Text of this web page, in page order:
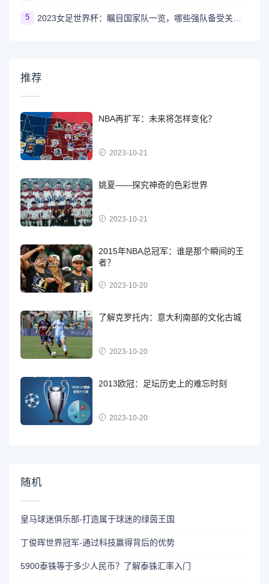
5
推荐
NBA再扩军：未来将怎样变化？
2023-10-21
姚夏——探究神奇的色彩世界
2023-10-21
2015年NBA总冠军：谁是那个瞬间的王
者？
2023-10-20
了解克罗托内：意大利南部的文化古城
2023-10-20
2013欧冠：足坛历史上的难忘时刻
2023-10-20
随机
皇马球迷俱乐部-打造属于球迷的绿茵王国
丁俊晖世界冠军-通过科技赢得背后的优势
5900泰铢等于多少人民币？了解泰铢汇率入门